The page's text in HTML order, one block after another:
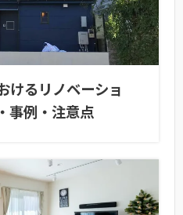
けるリノベーショ
事例・注意点